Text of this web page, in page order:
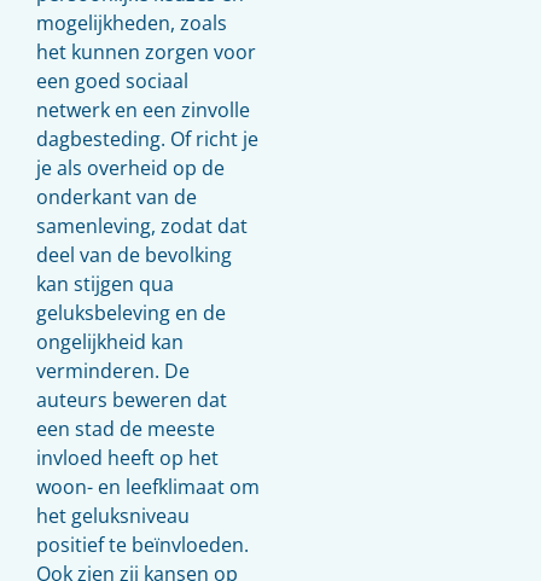
mogelijkheden, zoals
het kunnen zorgen voor
een goed sociaal
netwerk en een zinvolle
dagbesteding. Of richt je
je als overheid op de
onderkant van de
samenleving, zodat dat
deel van de bevolking
kan stijgen qua
geluksbeleving en de
ongelijkheid kan
verminderen. De
auteurs beweren dat
een stad de meeste
invloed heeft op het
woon- en leefklimaat om
het geluksniveau
positief te beïnvloeden.
Ook zien zij kansen op